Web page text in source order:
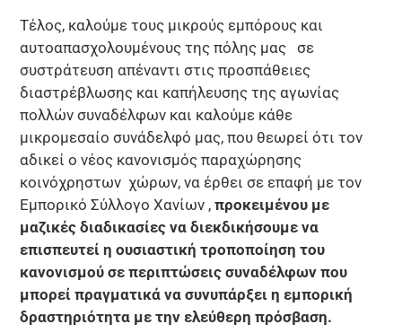
Τέλος, καλούμε τους μικρούς εμπόρους και
αυτοαπασχολουμένους της πόλης μας σε
συστράτευση απέναντι στις προσπάθειες
διαστρέβλωσης και καπήλευσης της αγωνίας
πολλών συναδέλφων και καλούμε κάθε
μικρομεσαίο συνάδελφό μας, που θεωρεί ότι τον
αδικεί ο νέος κανονισμός παραχώρησης
κοινόχρηστων χώρων, να έρθει σε επαφή με τον
Εμπορικό Σύλλογο Χανίων ,προκειμένου με
μαζικές διαδικασίες να διεκδικήσουμε να
επισπευτεί η ουσιαστική τροποποίηση του
κανονισμού σε περιπτώσεις συναδέλφων που
μπορεί πραγματικά να συνυπάρξει η εμπορική
δραστηριότητα με την ελεύθερη πρόσβαση.